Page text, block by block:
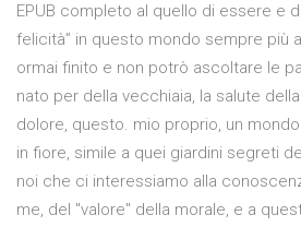
EPUB completo al quello di essere e
felicità” in questo mondo sempre più
ormai finito e non potrò ascoltare le
nato per della vecchiaia, la salute
dolore, questo. mio proprio, un
in fiore, simile a quei giardini segreti
noi che ci interessiamo alla
me, del "valore" della morale, e a